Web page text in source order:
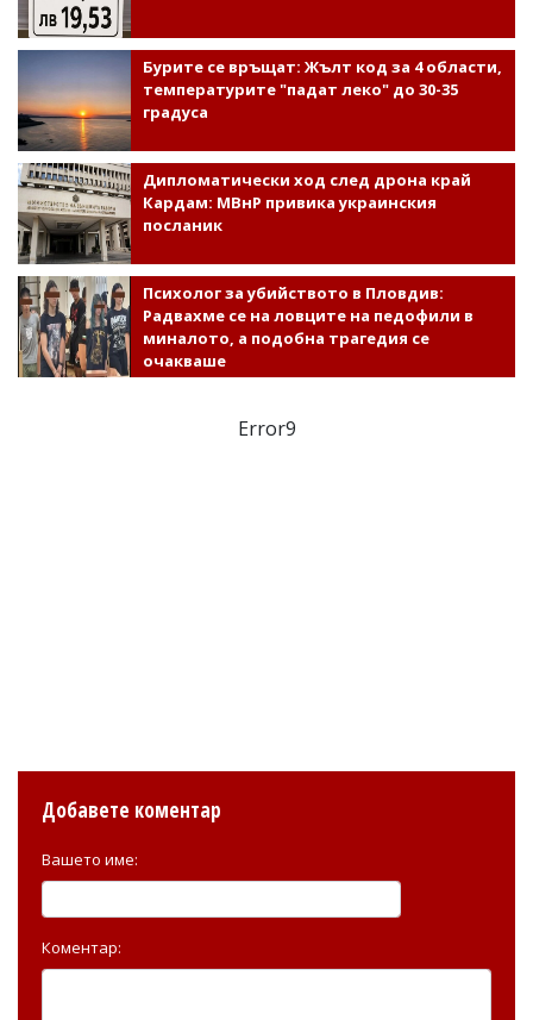
Бурите се връщат: Жълт код за 4 области,
температурите "падат леко" до 30-35
градуса
Дипломатически ход след дрона край
Кардам: МВнР привика украинския
посланик
Психолог за убийството в Пловдив:
Радвахме се на ловците на педофили в
миналото, а подобна трагедия се
очакваше
Error9
Добавете коментар
Вашето име:
Коментар: